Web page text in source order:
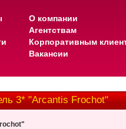
О компании
Агентствам
Корпоративным
Вакансии
3* "Arcantis Frochot"